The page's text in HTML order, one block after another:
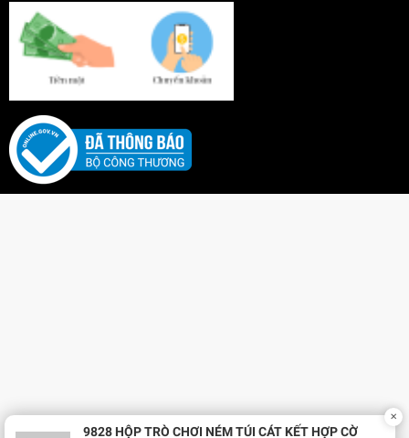
9828 HỘP TRÒ CHƠI NÉM TÚI CÁT KẾT HỢP CỜ
✕